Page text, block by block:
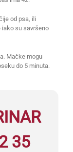
od psa, ili
iako su savršeno
Mačke mogu
do 5 minuta.
35